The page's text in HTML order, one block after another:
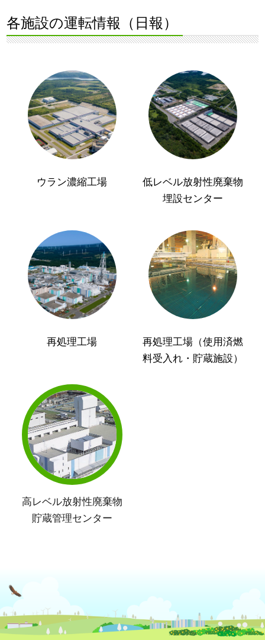
各施設の運転情報（日報）
ウラン濃縮工場
低レベル放射性廃棄物
埋設センター
再処理工場
再処理工場（使用済燃
料受入れ・貯蔵施設）
高レベル放射性廃棄物
貯蔵管理センター